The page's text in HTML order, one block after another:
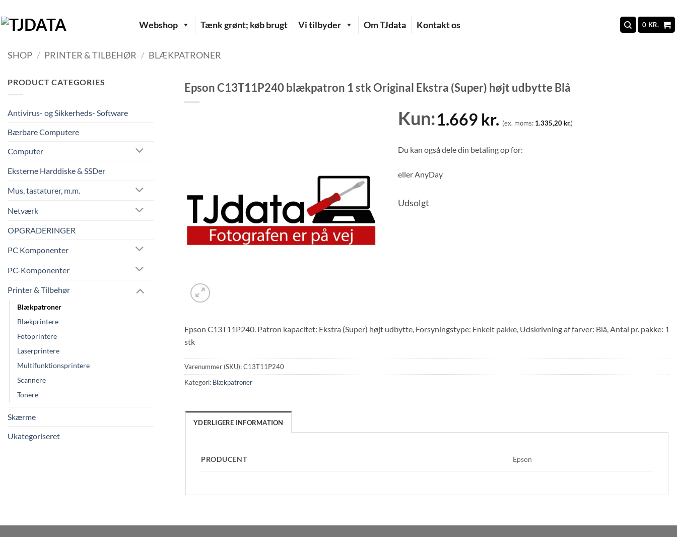
til
indhold
Webshop Tænk grønt; køb brugt Vi tilbyder Om TJdata Kontakt os 0 KR.
SHOP / PRINTER & TILBEHØR / BLÆKPATRONER
PRODUCT CATEGORIES
Antivirus- og Sikkerheds- Software
Bærbare Computere
Computer
Eksterne Harddiske & SSDer
Mus, tastaturer, m.m.
Netværk
OPGRADERINGER
PC Komponenter
PC-Komponenter
Printer & Tilbehør
Blækpatroner
Blækprintere
Fotoprintere
Laserprintere
Multifunktionsprintere
Scannere
Tonere
Skærme
Ukategoriseret
Epson C13T11P240 blækpatron 1 stk Original Ekstra (Super) højt udbytte Blå
Kun:1.669 kr. (ex. moms: 1.335,20kr.)
Du kan også dele din betaling op for:
ellerAnyDay
Udsolgt
Epson C13T11P240. Patron kapacitet: Ekstra (Super) højt udbytte, Forsyningstype: Enkelt pakke, Udskrivning af farver: Blå, Antal pr. pakke: 1
stk
Varenummer (SKU):C13T11P240
Kategori: Blækpatroner
YDERLIGERE INFORMATION
PRODUCENT Epson